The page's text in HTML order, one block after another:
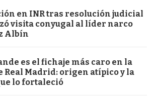
en INR tras resolución judicial
visita conyugal al líder narco
Albín
es el fichaje más caro en la
Real Madrid: origen atípico y la
lo fortaleció